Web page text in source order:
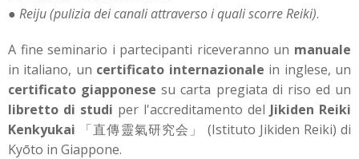
● Reiju (pulizia dei canali attraverso i quali scorre Reiki).
A fine seminario i partecipanti riceveranno un manuale
in italiano, un certificato internazionale in inglese, un
certificato giapponese su carta pregiata di riso ed un
libretto di studi per l'accreditamento del Jikiden Reiki
Kenkyukai 「直傳靈氣研究会」 (Istituto Jikiden Reiki) di
Kyōto in Giappone.